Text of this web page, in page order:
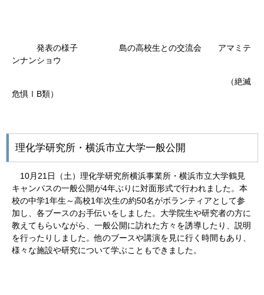
発表の様子 島の高校生との交流会 アマミテ
ンナンショウ
（絶滅
危惧ⅠB類）
理化学研究所・横浜市立大学一般公開
10月21日（土）理化学研究所横浜事業所・横浜市立大学鶴見
キャンパスの一般公開が4年ぶりに対面形式で行われました。本
校の中学1年生～高校1年次生の約50名がボランティアとして参
加し、各ブースのお手伝いをしました。大学院生や研究者の方に
教えてもらいながら、一般公開に訪れた方々を誘導したり、説明
を行ったりしました。他のブースや講演を見に行く時間もあり、
様々な施設や研究について学ぶこともできました。